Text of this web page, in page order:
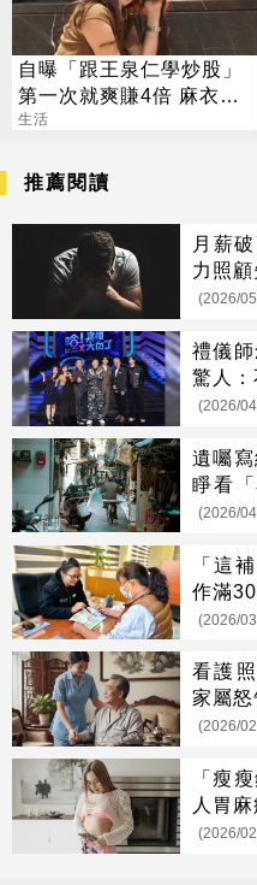
自曝「跟王泉仁學炒股」
第一次就爽賺4倍 麻衣：
感謝指導
生活
推薦閱讀
月薪
力照
(2026/
禮儀
驚人：
(2026/
遺囑
睜看
產
(2026/
「這
作滿
(2026/
看護
家屬
(2026/
「瘦
人胃
(2026/